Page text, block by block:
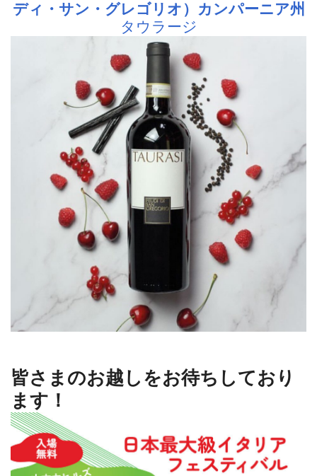
ディ・サン・グレゴリオ）カンパーニア州
タウラージ
皆さまのお越しをお待ちしており
ます！